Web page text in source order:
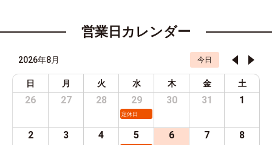
営業日カレンダー
2026年8月 今日
日 月 火 水 木 金 土
26 27 28 29
定休日
30 31 1
2 3 4 5 6 7 8